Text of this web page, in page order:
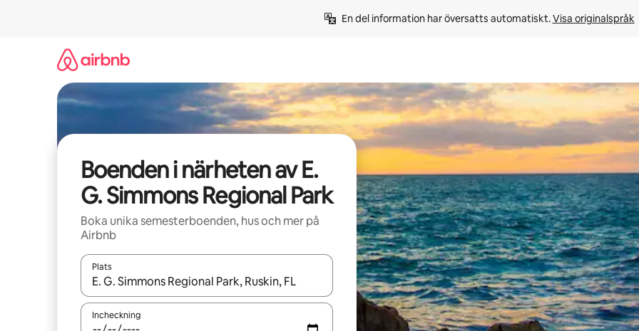
En del information har översatts automatiskt. Visa originalspråk
Boenden i närheten av E.
G. Simmons Regional Park
Boka unika semesterboenden, hus och mer på
Airbnb
Plats
När resultaten är tillgängliga kan du navigera med upp- och nedåtpilarna eller utforska genom att trycka eller svepa.
Incheckning